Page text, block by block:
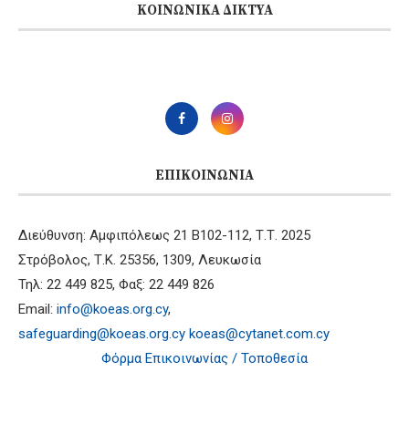
ΚΟΙΝΩΝΙΚΆ ΔΊΚΤΥΑ
ΕΠΙΚΟΙΝΩΝΊΑ
Διεύθυνση: Αμφιπόλεως 21 B102-112, Τ.Τ. 2025
Στρόβολος, Τ.Κ. 25356, 1309, Λευκωσία
Τηλ: 22 449 825, Φαξ: 22 449 826
Email: info@koeas.org.cy,
safeguarding@koeas.org.cy koeas@cytanet.com.cy
Φόρμα Επικοινωνίας / Τοποθεσία